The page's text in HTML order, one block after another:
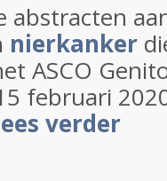
abstracten
nierkanker
ASCO
februari
verder